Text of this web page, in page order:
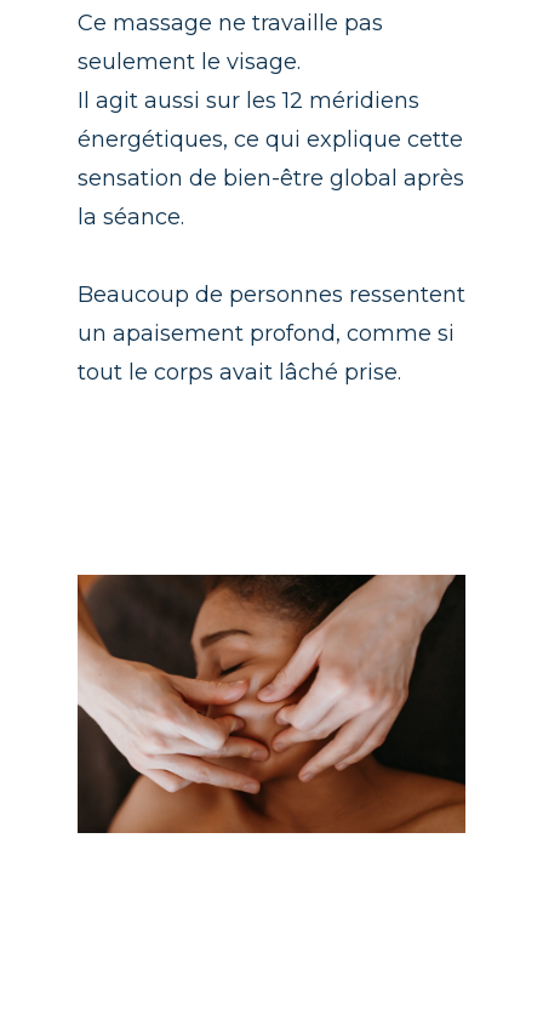
Ce massage ne travaille pas
seulement le visage.
Il agit aussi sur les 12 méridiens
énergétiques, ce qui explique cette
sensation de bien-être global après
la séance.
Beaucoup de personnes ressentent
un apaisement profond, comme si
tout le corps avait lâché prise.